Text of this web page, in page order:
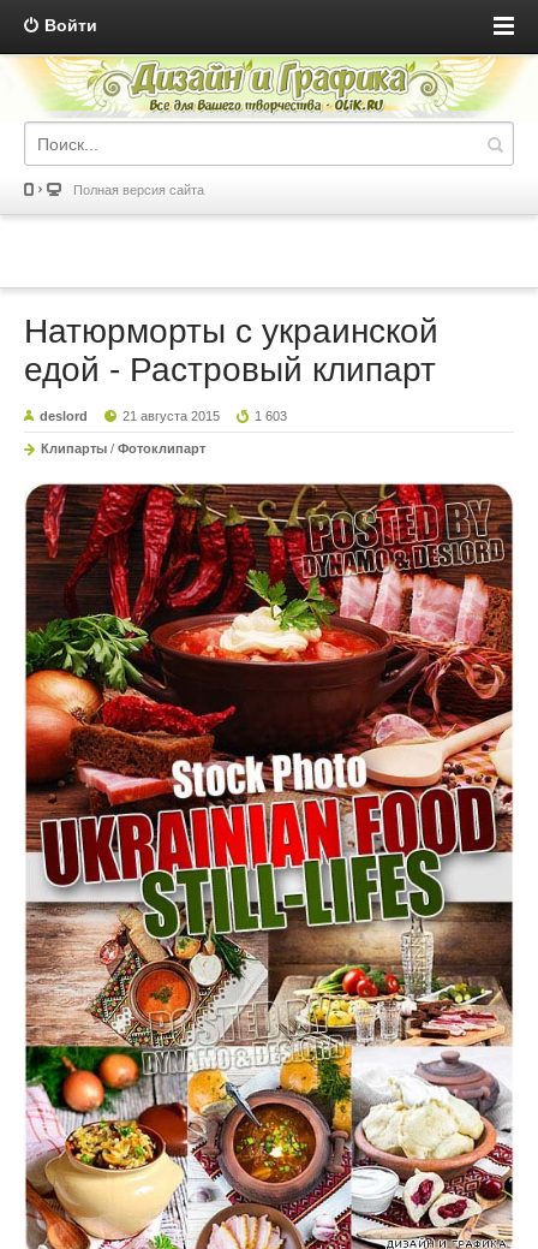
Войти
Полная версия сайта
Натюрморты с украинской
едой - Растровый клипарт
deslord 21 августа 2015 1 603
Клипарты / Фотоклипарт